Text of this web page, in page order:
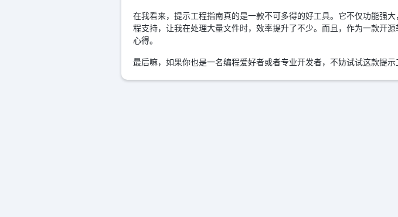
在我看来，提示工程指南真的是一款不可多得的好工具。它不仅功能强
程支持，让我在处理大量文件时，效率提升了不少。而且，作为一款开
心得。
最后嘛，如果你也是一名编程爱好者或者专业开发者，不妨试试这款提